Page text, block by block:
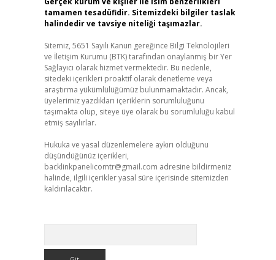
tamamen tesadüfidir. Sitemizdeki bilgiler taslak
halindedir ve tavsiye niteliği taşımazlar.
Sitemiz, 5651 Sayılı Kanun gereğince Bilgi Teknolojileri
ve İletişim Kurumu (BTK) tarafından onaylanmış bir Yer
Sağlayıcı olarak hizmet vermektedir. Bu nedenle,
sitedeki içerikleri proaktif olarak denetleme veya
araştırma yükümlülüğümüz bulunmamaktadır. Ancak,
üyelerimiz yazdıkları içeriklerin sorumluluğunu
taşımakta olup, siteye üye olarak bu sorumluluğu kabul
etmiş sayılırlar.
Hukuka ve yasal düzenlemelere aykırı olduğunu
düşündüğünüz içerikleri,
backlinkpanelicomtr@gmail.com adresine bildirmeniz
halinde, ilgili içerikler yasal süre içerisinde sitemizden
kaldırılacaktır.